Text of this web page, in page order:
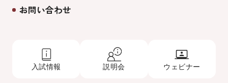
お問い合わせ
入試情報 説明会 ウェビナー